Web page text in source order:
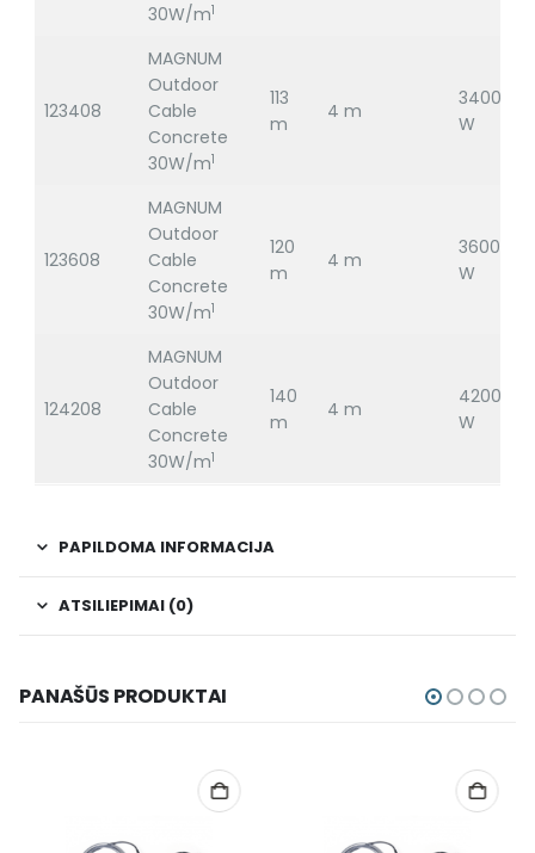
30W/m1
123408
MAGNUM
Outdoor
Cable
Concrete
30W/m1
113
m
4 m
3400
W
123608
MAGNUM
Outdoor
Cable
Concrete
30W/m1
120
m
4 m
3600
W
124208
MAGNUM
Outdoor
Cable
Concrete
30W/m1
140
m
4 m
4200
W
PAPILDOMA INFORMACIJA
ATSILIEPIMAI (0)
PANAŠŪS PRODUKTAI